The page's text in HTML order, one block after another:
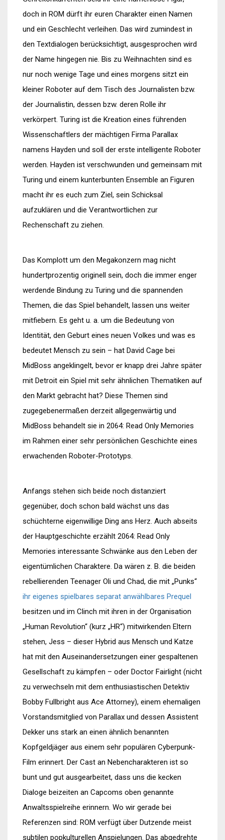
doch in ROM dürft ihr euren Charakter einen Namen
und ein Geschlecht verleihen. Das wird zumindest in
den Textdialogen berücksichtigt, ausgesprochen wird
der Name hingegen nie. Bis zu Weihnachten sind es
nur noch wenige Tage und eines morgens sitzt ein
kleiner Roboter auf dem Tisch des Journalisten bzw.
der Journalistin, dessen bzw. deren Rolle ihr
verkörpert. Turing ist die Kreation eines führenden
Wissenschaftlers der mächtigen Firma Parallax
namens Hayden und soll der erste intelligente Roboter
werden. Hayden ist verschwunden und gemeinsam mit
Turing und einem kunterbunten Ensemble an Figuren
macht ihr es euch zum Ziel, sein Schicksal
aufzuklären und die Verantwortlichen zur
Rechenschaft zu ziehen.
Das Komplott um den Megakonzern mag nicht
hundertprozentig originell sein, doch die immer enger
werdende Bindung zu Turing und die spannenden
Themen, die das Spiel behandelt, lassen uns weiter
mitfiebern. Es geht u. a. um die Bedeutung von
Identität, den Geburt eines neuen Volkes und was es
bedeutet Mensch zu sein – hat David Cage bei
MidBoss angeklingelt, bevor er knapp drei Jahre später
mit Detroit ein Spiel mit sehr ähnlichen Thematiken auf
den Markt gebracht hat? Diese Themen sind
zugegebenermaßen derzeit allgegenwärtig und
MidBoss behandelt sie in 2064: Read Only Memories
im Rahmen einer sehr persönlichen Geschichte eines
erwachenden Roboter-Prototyps.
Anfangs stehen sich beide noch distanziert
gegenüber, doch schon bald wächst uns das
schüchterne eigenwillige Ding ans Herz. Auch abseits
der Hauptgeschichte erzählt 2064: Read Only
Memories interessante Schwänke aus den Leben der
eigentümlichen Charaktere. Da wären z. B. die beiden
rebellierenden Teenager Oli und Chad, die mit „Punks“
ihr eigenes spielbares separat anwählbares Prequel
besitzen und im Clinch mit ihren in der Organisation
„Human Revolution“ (kurz „HR“) mitwirkenden Eltern
stehen, Jess – dieser Hybrid aus Mensch und Katze
hat mit den Auseinandersetzungen einer gespaltenen
Gesellschaft zu kämpfen – oder Doctor Fairlight (nicht
zu verwechseln mit dem enthusiastischen Detektiv
Bobby Fullbright aus Ace Attorney), einem ehemaligen
Vorstandsmitglied von Parallax und dessen Assistent
Dekker uns stark an einen ähnlich benannten
Kopfgeldjäger aus einem sehr populären Cyberpunk-
Film erinnert. Der Cast an Nebencharakteren ist so
bunt und gut ausgearbeitet, dass uns die kecken
Dialoge beizeiten an Capcoms oben genannte
Anwaltsspielreihe erinnern. Wo wir gerade bei
Referenzen sind: ROM verfügt über Dutzende meist
subtilen popkulturellen Anspielungen. Das abgedrehte